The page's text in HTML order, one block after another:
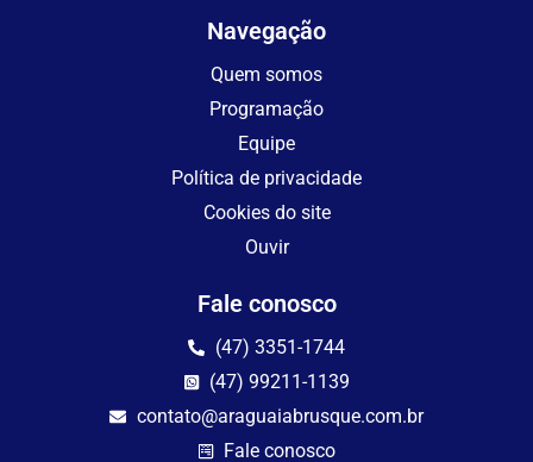
Navegação
Quem somos
Programação
Equipe
Política de privacidade
Cookies do site
Ouvir
Fale conosco
(47) 3351-1744
(47) 99211-1139
contato@araguaiabrusque.com.br
Fale conosco